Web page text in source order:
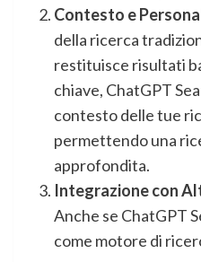
Contesto e
della ricerca
restituisce risultati
chiave, ChatGPT
contesto delle tue
permettendo una
approfondita.
Integrazione con
Anche se ChatGPT
come motore di